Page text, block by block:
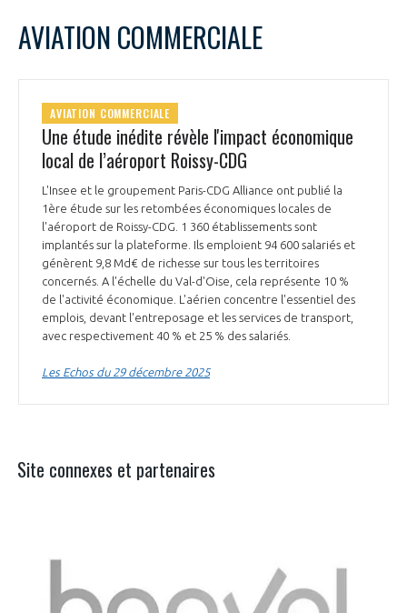
AVIATION COMMERCIALE
AVIATION COMMERCIALE
Une étude inédite révèle l'impact économique
local de l’aéroport Roissy-CDG
L'Insee et le groupement Paris-CDG Alliance ont publié la
1ère étude sur les retombées économiques locales de
l'aéroport de Roissy-CDG. 1 360 établissements sont
implantés sur la plateforme. Ils emploient 94 600 salariés et
génèrent 9,8 Md€ de richesse sur tous les territoires
concernés. A l'échelle du Val-d'Oise, cela représente 10 %
de l'activité économique. L'aérien concentre l'essentiel des
emplois, devant l'entreposage et les services de transport,
avec respectivement 40 % et 25 % des salariés.
Les Echos du 29 décembre 2025
Site connexes et partenaires